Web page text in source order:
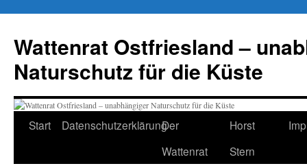
springen
Wattenrat Ostfriesland –
Naturschutz für die Küste
Start DatenschutzerklärungDer
Wattenrat
Horst
Stern